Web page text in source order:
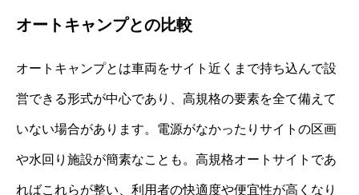
オートキャンプとの比較
オートキャンプとは車両をサイト近くまで持ち込んで設
営できる形式が中心であり、高規格の要素を全て備えて
いない場合があります。電源がなかったりサイトの区画
や水回り施設が簡素なことも。高規格オートサイトであ
ればこれらが整い、利用者の快適度や便宜性が高くなり